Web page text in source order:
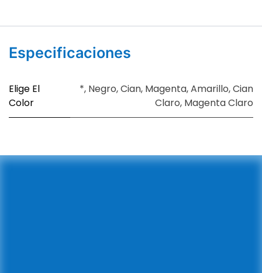
Especificaciones
Elige El
Color
*, Negro,Cian, Magenta,Amarillo,Cian
Claro, Magenta Claro